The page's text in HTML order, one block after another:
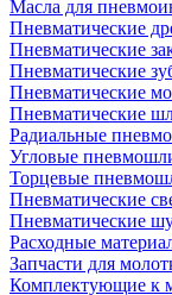
Масла для
Пневматические
Пневматические
Пневматические
Пневматические
Пневматические
Радиальные
Угловые
Торцевые
Пневматические
Пневматические
Расходные
Запчасти для
Комплектующие к